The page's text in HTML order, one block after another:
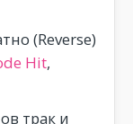
(Reverse)
Hit,
трак и